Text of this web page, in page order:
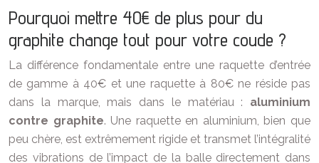
Pourquoi mettre 40€ de plus pour du
graphite change tout pour votre coude ?
La différence fondamentale entre une raquette d’entrée
de gamme à 40€ et une raquette à 80€ ne réside pas
dans la marque, mais dans le matériau : aluminium
contre graphite. Une raquette en aluminium, bien que
peu chère, est extrêmement rigide et transmet l’intégralité
des vibrations de l’impact de la balle directement dans